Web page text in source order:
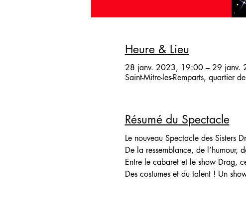
Heure & Lieu
28 janv. 2023, 19:00 – 29 janv.
Saint-Mitre-les-Remparts, quartier
Résumé du Spectacle
Le nouveau Spectacle des Sisters
De la ressemblance, de l’humour,
Entre le cabaret et le show Drag,
Des costumes et du talent ! Un